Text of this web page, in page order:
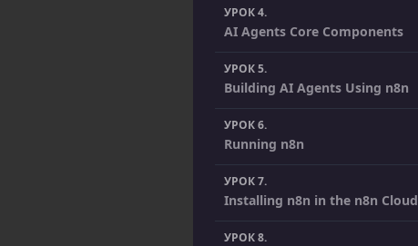
УРОК 4.
AI Agents Core Components
УРОК 5.
Building AI Agents Using n8n
УРОК 6.
Running n8n
УРОК 7.
Installing n8n in the n8n Cloud
УРОК 8.